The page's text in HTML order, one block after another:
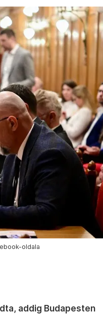
oldala
addig Budapesten